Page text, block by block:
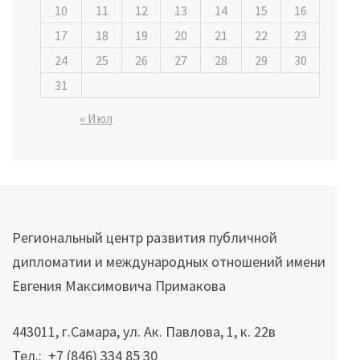
10
11 12 13 14 15
16
17
18 19 20 21 22
23
24
25 26 27 28 29
30
31
« Июл
Региональный центр развития публичной
дипломатии и международных отношений имени
Евгения Максимовича Примакова
443011, г.Самара, ул. Ак. Павлова, 1, к. 22в
Тел.: +7 (846) 334 85 30